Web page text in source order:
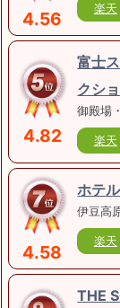
4.56
楽天
4.82
富士
クシ
御殿場
楽天
4.58
ホテ
伊豆高
楽天
THE